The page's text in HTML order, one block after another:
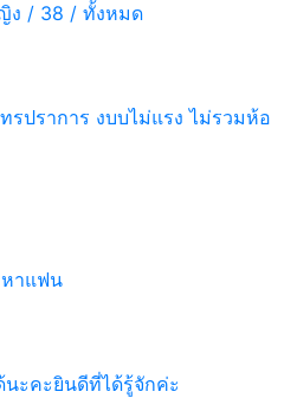
ปราการ งบบไม่แรง ไม่รวมห้อ
ะคะยินดีที่ได้รู้จักค่ะ